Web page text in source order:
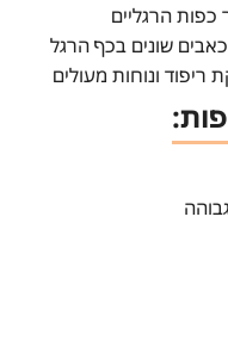
כפות הרגליים
שונים בכף הרגל